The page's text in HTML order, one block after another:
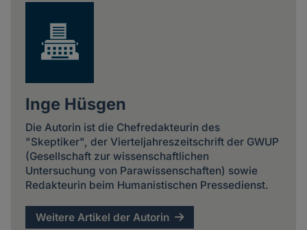
Inge Hüsgen
Die Autorin ist die Chefredakteurin des
"Skeptiker", der Vierteljahreszeitschrift der GWUP
(Gesellschaft zur wissenschaftlichen
Untersuchung von Parawissenschaften) sowie
Redakteurin beim Humanistischen Pressedienst.
Weitere Artikel der Autorin